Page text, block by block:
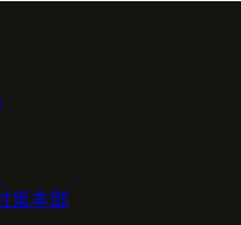
策本部